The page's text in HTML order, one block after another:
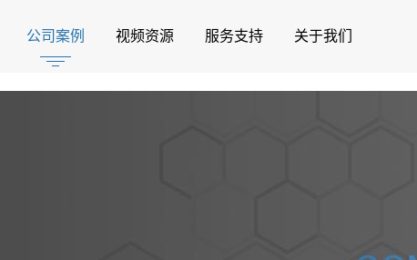
公司案例 视频资源 服务支持 关于我们